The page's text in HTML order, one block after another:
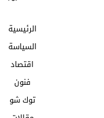
الرئيسية
السياسة
اقتصاد
فنون
توك شو